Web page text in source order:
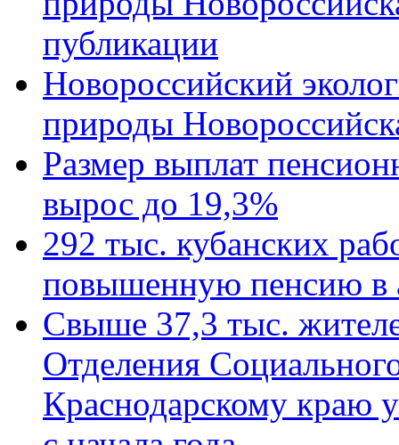
публикации
Новороссийский
природы
Размер выплат
вырос до 19,3%
292 тыс. кубанских
повышенную пенсию в
Свыше 37,3 тыс.
Отделения
Краснодарскому краю